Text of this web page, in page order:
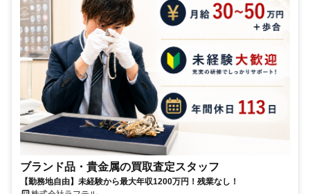
ブランド品・貴金属の買取査定スタッフ
【勤務地自由】未経験から最大年収1200万円！残業なし！